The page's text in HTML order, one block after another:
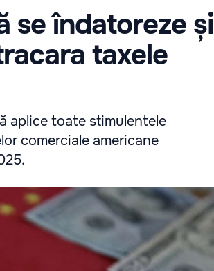
se îndatoreze și
taxele
aplice toate stimulentele
comerciale americane